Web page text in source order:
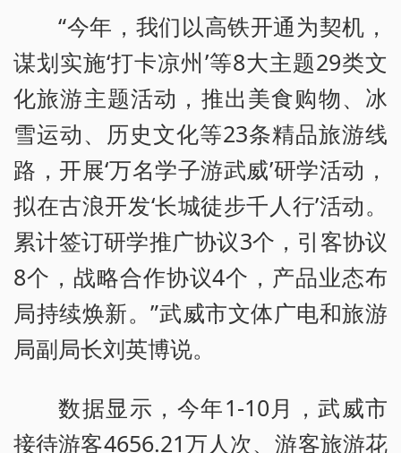
“今年，我们以高铁开通为契机，
谋划实施‘打卡凉州’等8大主题29类文
化旅游主题活动，推出美食购物、冰
雪运动、历史文化等23条精品旅游线
路，开展‘万名学子游武威’研学活动，
拟在古浪开发‘长城徒步千人行’活动。
累计签订研学推广协议3个，引客协议
8个，战略合作协议4个，产品业态布
局持续焕新。”武威市文体广电和旅游
局副局长刘英博说。
数据显示，今年1-10月，武威市
接待游客4656.21万人次、游客旅游花